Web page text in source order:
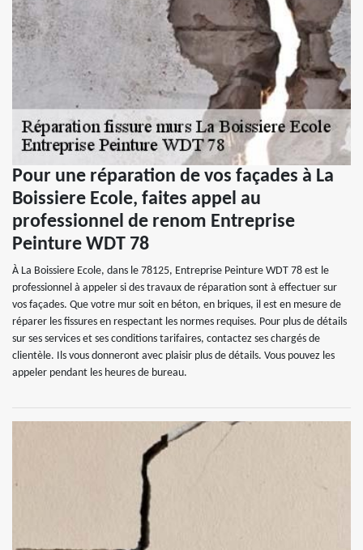
Pour une réparation de vos façades à La
Boissiere Ecole, faites appel au
professionnel de renom Entreprise
Peinture WDT 78
À La Boissiere Ecole, dans le 78125, Entreprise Peinture WDT 78 est le
professionnel à appeler si des travaux de réparation sont à effectuer sur
vos façades. Que votre mur soit en béton, en briques, il est en mesure de
réparer les fissures en respectant les normes requises. Pour plus de détails
sur ses services et ses conditions tarifaires, contactez ses chargés de
clientèle. Ils vous donneront avec plaisir plus de détails. Vous pouvez les
appeler pendant les heures de bureau.